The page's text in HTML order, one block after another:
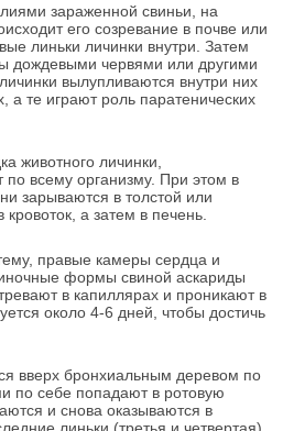
зараженной свиньи, на
его созревание в почве или
линьки личинки внутри. Затем
дождевыми червями или другими
вылупливаются внутри них
а те играют роль паратенических
животного личинки,
всему организму. При этом в
зарываются в толстой или
а затем в печень.
правые камеры сердца и
формы свиной аскариды
в капиллярах и проникают в
около 4-6 дней, чтобы достичь
вверх бронхиальным деревом по
по себе попадают в ротовую
и снова оказываются в
линьки (третья и четвертая)